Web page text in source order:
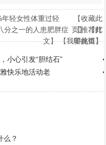
轻女性体重过轻
分之一的人患肥胖症
【收藏此
页】 【打
印此页】
【推荐此
文】 【我要挑错】
小心引发“胆结石”
快乐地活动老
么？